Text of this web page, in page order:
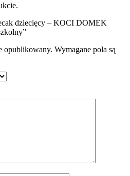
dziecięcy – KOCI DOMEK
opublikowany. Wymagane pola są